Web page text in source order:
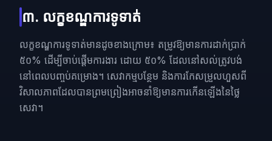
៣. លក្ខខណ្ឌការទូទាត់
លក្ខខណ្ឌការទូទាត់មានដូចខាងក្រោម៖ តម្រូវឱ្យមានការដាក់ប្រាក់
៥០% ដើម្បីចាប់ផ្តើមការងារ ដោយ ៥០% ដែលនៅសល់ត្រូវបង់
នៅពេលបញ្ចប់គម្រោង។ សេវាកម្មបន្ថែម និងការកែសម្រួលហួសពី
វិសាលភាពដែលបានព្រមព្រៀងអាចនាំឱ្យមានការកើនឡើងនៃថ្លៃ
សេវា។